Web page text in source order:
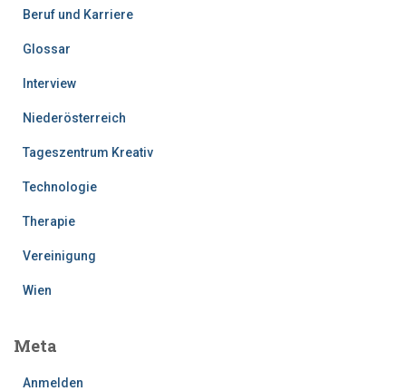
Beruf und Karriere
Glossar
Interview
Niederösterreich
Tageszentrum Kreativ
Technologie
Therapie
Vereinigung
Wien
Meta
Anmelden